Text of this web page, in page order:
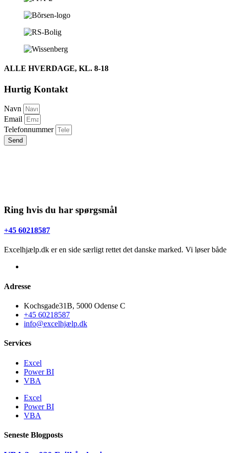
ALLE HVERDAGE, KL. 8-18
Hurtig Kontakt
Navn
Email
Telefonnummer
Send
Ring hvis du har spørgsmål
+45 60218587
Excelhjælp.dk er en side særligt rettet det danske marked. Vi løser
Adresse
Kochsgade31B, 5000 Odense C
+45 60218587
info@excelhjælp.dk
Services
Excel
Power BI
VBA
Excel
Power BI
VBA
Seneste Blogposts